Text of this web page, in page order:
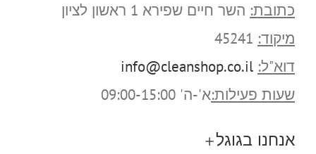
כתובת: השר חיים שפירא 1 ראשון לציון
מיקוד:
דוא"ל: info@cleanshop.co.il
שעות פעילות:א'-ה' 09:00-15:00
אנחנו בגוגל+